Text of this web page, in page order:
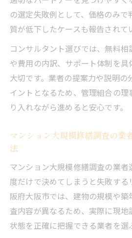
の選定失敗例として、価格のみ
質が低下したケースも報告されて
コンサルタント選びでは、無料
や費用の内訳、サポート体制を
大切です。業者の提案力や説明の
イントとなるため、管理組合の
り入れながら進めると安心です。
マンション大規模修繕調査の業
法
マンション大規模修繕調査の業
度だけで決めてしまうと失敗する
阪府大阪市では、建物の規模や
査内容が異なるため、実際に現
状態を正確に把握できる業者を選